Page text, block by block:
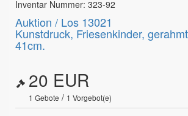
Inventar Nummer: 323-92
Auktion / Los 13021
Kunstdruck, Friesenkinder,
41cm.
20 EUR
1 Gebote / 1 Vorgebot(e)